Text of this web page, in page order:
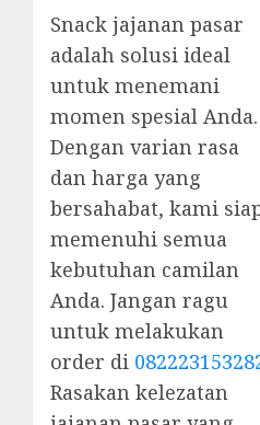
Snack jajanan pasar
adalah solusi ideal
untuk menemani
momen spesial Anda.
Dengan varian rasa
dan harga yang
bersahabat, kami
memenuhi semua
kebutuhan camilan
Anda. Jangan ragu
untuk melakukan
order di
Rasakan kelezatan